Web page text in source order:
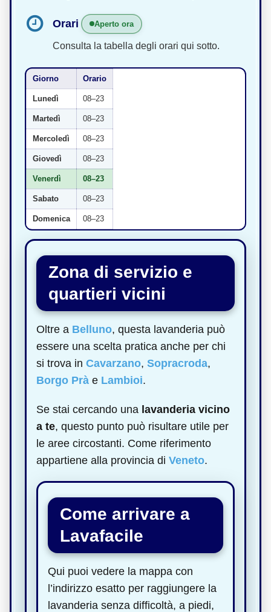
Orari Aperto ora
Consulta la tabella degli orari qui sotto.
Giorno Orario
Lunedì 08–23
Martedì 08–23
Mercoledì 08–23
Giovedì 08–23
Venerdì 08–23
Sabato 08–23
Domenica 08–23
Zona di servizio e
quartieri vicini
Oltre a Belluno, questa lavanderia può
essere una scelta pratica anche per chi
si trova in Cavarzano, Sopracroda,
Borgo Prà e Lambioi.
Se stai cercando una lavanderia vicino
a te, questo punto può risultare utile per
le aree circostanti. Come riferimento
appartiene alla provincia di Veneto.
Come arrivare a
Lavafacile
Qui puoi vedere la mappa con
l’indirizzo esatto per raggiungere la
lavanderia senza difficoltà, a piedi,